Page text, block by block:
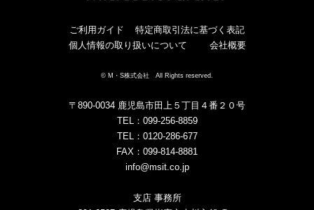
ご利用ガイド
特定商取引法に基づく表記
個人情報の取り扱いについて
会社概要
© M・S株式会社 All Rights reserved.
〒890-0034 鹿児島市田上５丁目４番２０号
TEL：099-256-8859
TEL：0120-286-677
FAX：099-814-8881
info@msit.co.jp
支店 事務所